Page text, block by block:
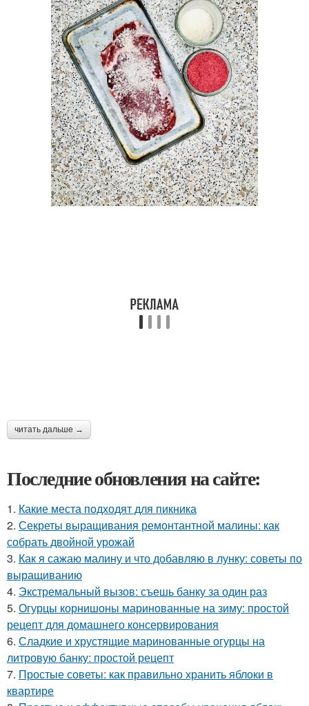
читать дальше →
Последние обновления на сайте:
1. Какие места подходят для пикника
2. Секреты выращивания ремонтантной малины: как
собрать двойной урожай
3. Как я сажаю малину и что добавляю в лунку: советы по
выращиванию
4. Экстремальный вызов: съешь банку за один раз
5. Огурцы корнишоны маринованные на зиму: простой
рецепт для домашнего консервирования
6. Сладкие и хрустящие маринованные огурцы на
литровую банку: простой рецепт
7. Простые советы: как правильно хранить яблоки в
квартире